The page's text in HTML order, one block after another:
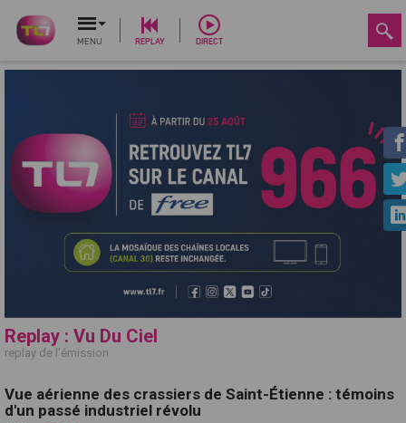
MENU REPLAY DIRECT
Replay : Vu Du Ciel
replay de l'émission
Vue aérienne des crassiers de Saint-Étienne : témoins
d'un passé industriel révolu